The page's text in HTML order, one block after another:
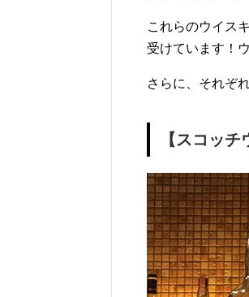
これらのウイス
受けています！
さらに、それぞ
【スコッチ